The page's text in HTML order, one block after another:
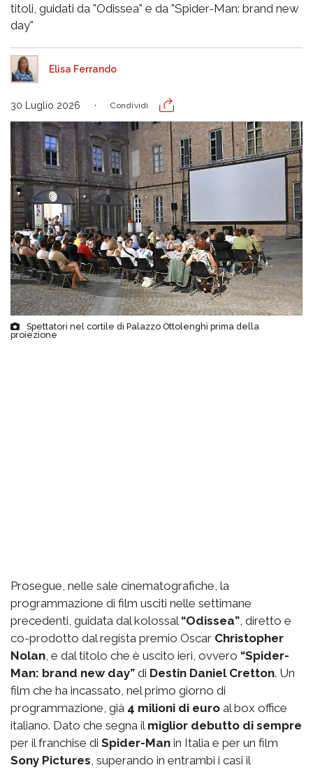
titoli, guidati da "Odissea" e da "Spider-Man: brand new
day"
Elisa Ferrando
30 Luglio 2026 Condividi
Spettatori nel cortile di Palazzo Ottolenghi prima della
proiezione
Prosegue, nelle sale cinematografiche, la
programmazione di film usciti nelle settimane
precedenti, guidata dal kolossal “Odissea”, diretto e
co-prodotto dal regista premio Oscar Christopher
Nolan, e dal titolo che è uscito ieri, ovvero “Spider-
Man: brand new day” di Destin Daniel Cretton. Un
film che ha incassato, nel primo giorno di
programmazione, già 4 milioni di euro al box office
italiano. Dato che segna il miglior debutto di sempre
per il franchise di Spider-Man in Italia e per un film
Sony Pictures, superando in entrambi i casi il